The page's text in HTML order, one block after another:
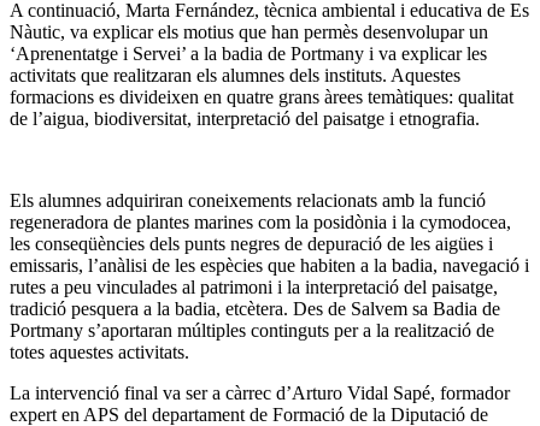
A continuació, Marta Fernández, tècnica ambiental i educativa de Es
Nàutic, va explicar els motius que han permès desenvolupar un
‘Aprenentatge i Servei’ a la badia de Portmany i va explicar les
activitats que realitzaran els alumnes dels instituts. Aquestes
formacions es divideixen en quatre grans àrees temàtiques: qualitat
de l’aigua, biodiversitat, interpretació del paisatge i etnografia.
Els alumnes adquiriran coneixements relacionats amb la funció
regeneradora de plantes marines com la posidònia i la cymodocea,
les conseqüències dels punts negres de depuració de les aigües i
emissaris, l’anàlisi de les espècies que habiten a la badia, navegació i
rutes a peu vinculades al patrimoni i la interpretació del paisatge,
tradició pesquera a la badia, etcètera. Des de Salvem sa Badia de
Portmany s’aportaran múltiples continguts per a la realització de
totes aquestes activitats.
La intervenció final va ser a càrrec d’Arturo Vidal Sapé, formador
expert en APS del departament de Formació de la Diputació de